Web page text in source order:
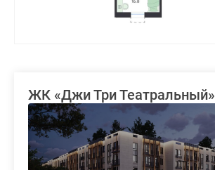
ЖК «Джи Три Театральный»